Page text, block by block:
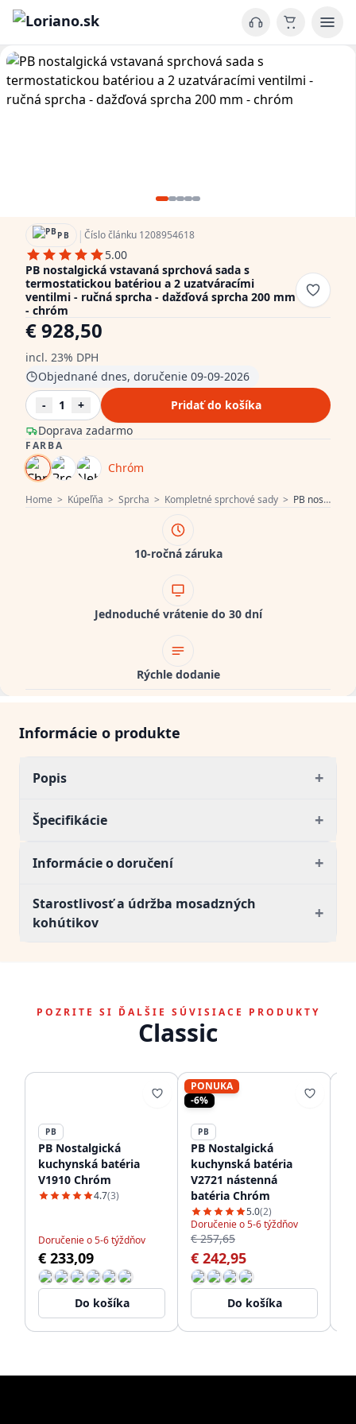
Home > Kúpeľňa > Sprcha > Kompletné sprchové sady > PB nostalgická vstavaná sprchová sada s termostatickou batériou a 2 uzatváracími ventilmi - ručná sprcha - dažďová sprcha 200 mm - chróm
PB | Číslo článku 1208954618
5.00
PB nostalgická vstavaná sprchová sada s
termostatickou batériou a 2 uzatváracími
ventilmi - ručná sprcha - dažďová sprcha 200 mm
- chróm
€ 928,50
incl. 23% DPH
Doprava zadarmo
Objednané dnes, doručenie 09-09-2026
-
1 + Pridať do košíka
FARBA
Chróm
10-ročná záruka
Jednoduché vrátenie do 30 dní
Rýchle dodanie
Informácie o produkte
Popis +
Špecifikácie +
Informácie o doručení +
Starostlivosť a údržba mosadzných
kohútikov
+
POZRITE SI ĎALŠIE SÚVISIACE PRODUKTY
Classic
PB
PB Nostalgická
kuchynská batéria
V1910 Chróm
4.7(3)
Doručenie o 5-6 týždňov
€ 233,09
Do košíka
PONUKA
-6%
PB
PB Nostalgická
kuchynská batéria
V2721 nástenná
batéria Chróm
5.0(2)
Doručenie o 5-6 týždňov
€ 257,65
€ 242,95
Do košíka